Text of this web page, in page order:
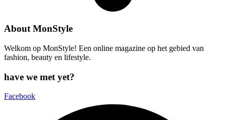
About MonStyle
Welkom op MonStyle! Een online magazine op het gebied van
fashion, beauty en lifestyle.
have we met yet?
Facebook